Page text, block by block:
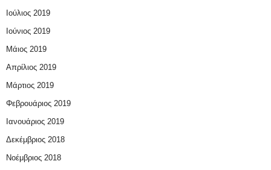
Ιούλιος 2019
Ιούνιος 2019
Μάιος 2019
Απρίλιος 2019
Μάρτιος 2019
Φεβρουάριος 2019
Ιανουάριος 2019
Δεκέμβριος 2018
Νοέμβριος 2018